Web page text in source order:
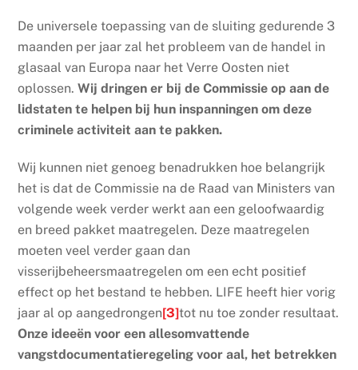
De universele toepassing van de sluiting gedurende 3
maanden per jaar zal het probleem van de handel in
glasaal van Europa naar het Verre Oosten niet
oplossen.Wij dringen er bij de Commissie op aan de
lidstaten te helpen bij hun inspanningen om deze
criminele activiteit aan te pakken.
Wij kunnen niet genoeg benadrukken hoe belangrijk
het is dat de Commissie na de Raad van Ministers van
volgende week verder werkt aan een geloofwaardig
en breed pakket maatregelen. Deze maatregelen
moeten veel verder gaan dan
visserijbeheersmaatregelen om een echt positief
effect op het bestand te hebben. LIFE heeft hier vorig
jaar al op aangedrongen[3]tot nu toe zonder resultaat.
Onze ideeën voor een allesomvattende
vangstdocumentatieregeling voor aal, het betrekken